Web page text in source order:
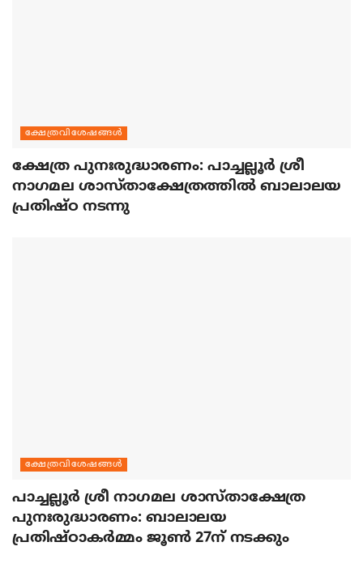
ക്ഷേത്രവിശേഷങ്ങള്‍
ക്ഷേത്ര പുനഃരുദ്ധാരണം: പാച്ചല്ലൂര്‍ ശ്രീ
നാഗമല ശാസ്താക്ഷേത്രത്തില്‍ ബാലാലയ
പ്രതിഷ്ഠ നടന്നു
ക്ഷേത്രവിശേഷങ്ങള്‍
പാച്ചല്ലൂര്‍ ശ്രീ നാഗമല ശാസ്താക്ഷേത്ര
പുനഃരുദ്ധാരണം: ബാലാലയ
പ്രതിഷ്ഠാകര്‍മ്മം ജൂണ്‍ 27ന് നടക്കും